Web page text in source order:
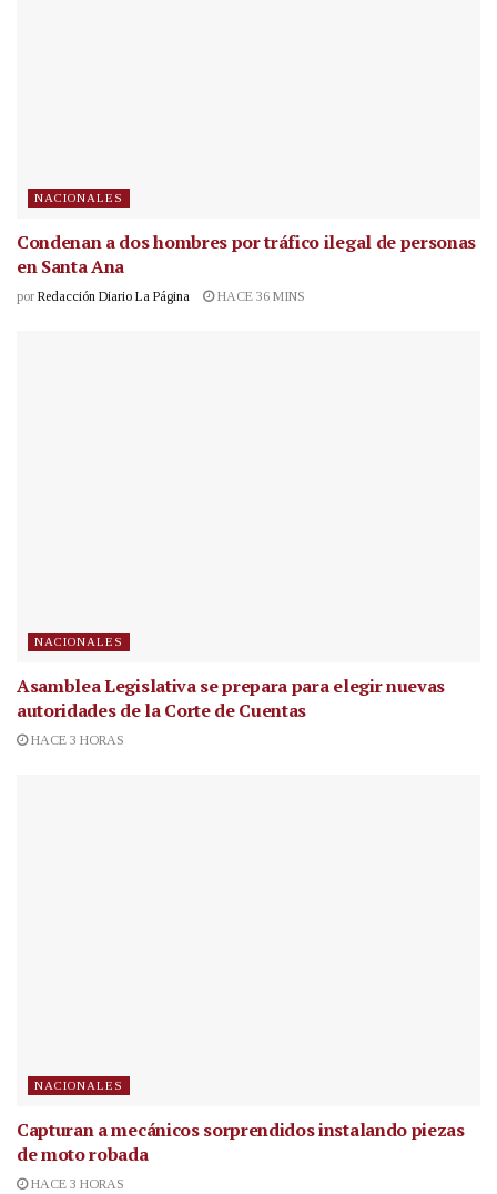
NACIONALES
Condenan a dos hombres por tráfico ilegal de personas
en Santa Ana
por Redacción Diario La Página HACE 36 MINS
NACIONALES
Asamblea Legislativa se prepara para elegir nuevas
autoridades de la Corte de Cuentas
HACE 3 HORAS
NACIONALES
Capturan a mecánicos sorprendidos instalando piezas
de moto robada
HACE 3 HORAS